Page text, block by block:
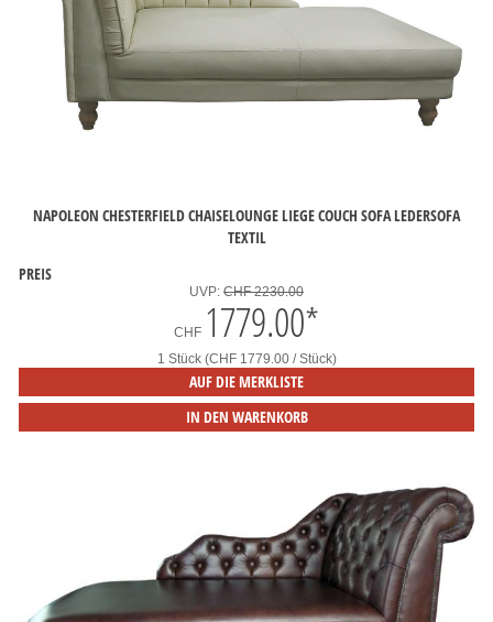
NAPOLEON CHESTERFIELD CHAISELOUNGE LIEGE COUCH SOFA LEDERSOFA
TEXTIL
PREIS
UVP: CHF 2230.00
CHF 1779.00*
1 Stück (CHF 1779.00 / Stück)
AUF DIE MERKLISTE
IN DEN WARENKORB